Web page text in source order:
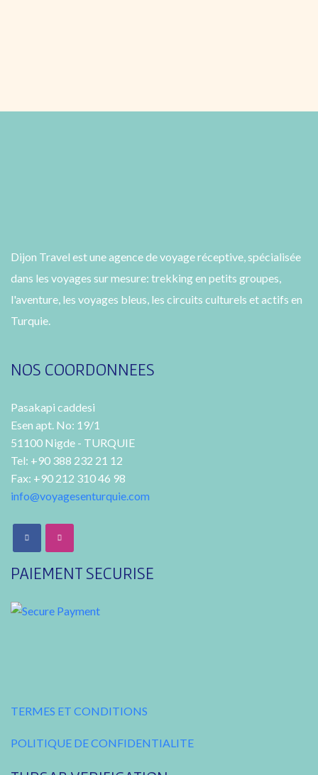
Dijon Travel est une agence de voyage réceptive, spécialisée
dans les voyages sur mesure: trekking en petits groupes,
l'aventure, les voyages bleus, les circuits culturels et actifs en
Turquie.
NOS COORDONNEES
Pasakapi caddesi
Esen apt. No: 19/1
51100 Nigde - TURQUIE
Tel: +90 388 232 21 12
Fax: +90 212 310 46 98
info@voyagesenturquie.com
PAIEMENT SECURISE
TERMES ET CONDITIONS
POLITIQUE DE CONFIDENTIALITE